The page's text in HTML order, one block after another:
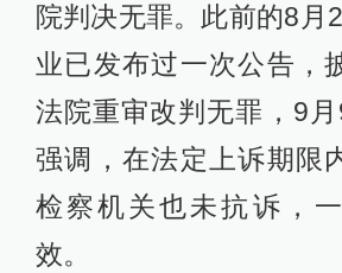
院判决无罪。此前的8月
业已发布过一次公告，
法院重审改判无罪，9月
强调，在法定上诉期限
检察机关也未抗诉，
效。